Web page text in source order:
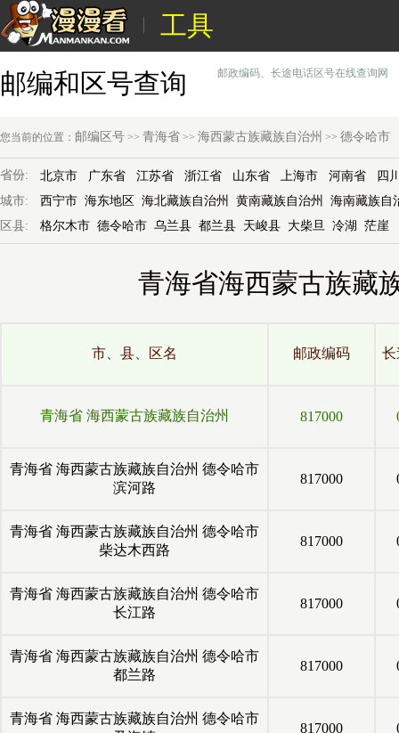
工具
邮编和区号查询
邮政编码、长途电话区号在线查询网
您当前的位置： 邮编区号 >> 青海省 >> 海西蒙古族藏族自治州 >> 德令哈市
省份: 北京市 广东省 江苏省 浙江省 山东省 上海市 河南省
四
城市:
西宁市 海东地区 海北藏族自治州 黄南藏族自治州
海南藏族自
区县:
格尔木市 德令哈市 乌兰县 都兰县 天峻县 大柴旦 冷湖 茫崖
青海省海西蒙古族藏
市、县、区名 邮政编码 长
青海省 海西蒙古族藏族自治州 817000
青海省 海西蒙古族藏族自治州 德令哈市
滨河路
817000
青海省 海西蒙古族藏族自治州 德令哈市
柴达木西路
817000
青海省 海西蒙古族藏族自治州 德令哈市
长江路
817000
青海省 海西蒙古族藏族自治州 德令哈市
都兰路
817000
青海省 海西蒙古族藏族自治州 德令哈市
817000